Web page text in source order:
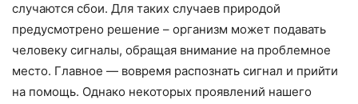
случаются сбои. Для таких случаев природой
предусмотрено решение – организм может подавать
человеку сигналы, обращая внимание на проблемное
место. Главное — вовремя распознать сигнал и прийти
на помощь. Однако некоторых проявлений нашего